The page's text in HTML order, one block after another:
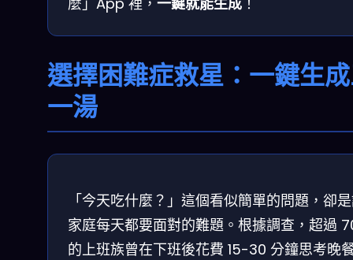
選擇困難症救星：一鍵生
一湯
「今天吃什麼？」這個看似簡單的問題，卻
家庭每天都要面對的難題。根據調查，超過
的上班族曾在下班後花費 15-30 分鐘思考晚